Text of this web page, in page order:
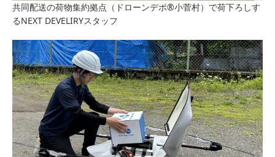
共同配送の荷物集約拠点（ドローンデポ®小菅村）で荷下ろしす
るNEXT DEVELIRYスタッフ